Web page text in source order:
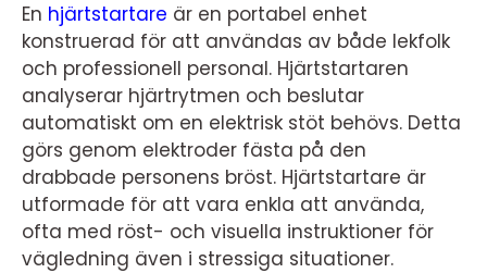
En hjärtstartare är en portabel enhet
konstruerad för att användas av både lekfolk
och professionell personal. Hjärtstartaren
analyserar hjärtrytmen och beslutar
automatiskt om en elektrisk stöt behövs. Detta
görs genom elektroder fästa på den
drabbade personens bröst. Hjärtstartare är
utformade för att vara enkla att använda,
ofta med röst- och visuella instruktioner för
vägledning även i stressiga situationer.